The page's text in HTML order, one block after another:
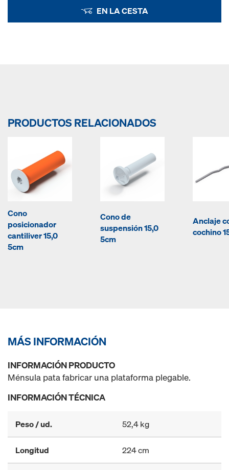
EN LA CESTA
PRODUCTOS RELACIONADOS
Cono
posicionador
cantiliver 15,0
5cm
Cono de
suspensión 15,0
5cm
Anclaje
cochino
MÁS INFORMACIÓN
INFORMACIÓN PRODUCTO
Ménsula pata fabricar una plataforma plegable.
INFORMACIÓN TÉCNICA
Peso / ud. 52,4 kg
Longitud 224 cm